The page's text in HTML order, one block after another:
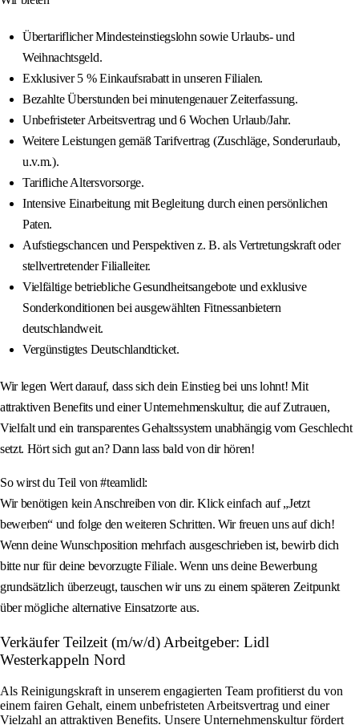
Übertariflicher Mindesteinstiegslohn sowie Urlaubs- und
Weihnachtsgeld.
Exklusiver 5 % Einkaufsrabatt in unseren Filialen.
Bezahlte Überstunden bei minutengenauer Zeiterfassung.
Unbefristeter Arbeitsvertrag und 6 Wochen Urlaub/Jahr.
Weitere Leistungen gemäß Tarifvertrag (Zuschläge, Sonderurlaub,
u.v.m.).
Tarifliche Altersvorsorge.
Intensive Einarbeitung mit Begleitung durch einen persönlichen
Paten.
Aufstiegschancen und Perspektiven z. B. als Vertretungskraft oder
stellvertretender Filialleiter.
Vielfältige betriebliche Gesundheitsangebote und exklusive
Sonderkonditionen bei ausgewählten Fitnessanbietern
deutschlandweit.
Vergünstigtes Deutschlandticket.
Wir legen Wert darauf, dass sich dein Einstieg bei uns lohnt! Mit
attraktiven Benefits und einer Unternehmenskultur, die auf Zutrauen,
Vielfalt und ein transparentes Gehaltssystem unabhängig vom Geschlecht
setzt. Hört sich gut an? Dann lass bald von dir hören!
So wirst du Teil von #teamlidl:
Wir benötigen kein Anschreiben von dir. Klick einfach auf „Jetzt
bewerben“ und folge den weiteren Schritten. Wir freuen uns auf dich!
Wenn deine Wunschposition mehrfach ausgeschrieben ist, bewirb dich
bitte nur für deine bevorzugte Filiale. Wenn uns deine Bewerbung
grundsätzlich überzeugt, tauschen wir uns zu einem späteren Zeitpunkt
über mögliche alternative Einsatzorte aus.
Verkäufer Teilzeit (m/w/d) Arbeitgeber: Lidl
Westerkappeln Nord
Als Reinigungskraft in unserem engagierten Team profitierst du von
einem fairen Gehalt, einem unbefristeten Arbeitsvertrag und einer
Vielzahl an attraktiven Benefits. Unsere Unternehmenskultur fördert